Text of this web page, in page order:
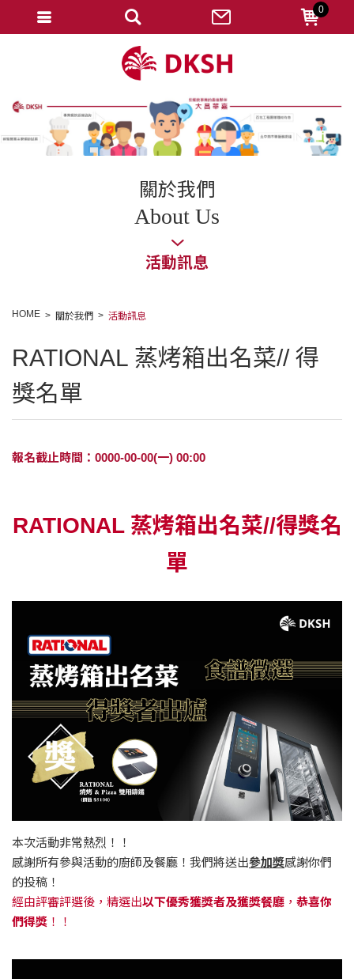
關於我們
About Us
活動訊息
HOME 關於我們 活動訊息
RATIONAL 蒸烤箱出名菜// 得
獎名單
報名截止時間：0000-00-00(一) 00:00
RATIONAL 蒸烤箱出名菜//得獎名
單
本次活動非常熱烈！！
感謝所有參與活動的廚師及餐廳！我們將送出參加獎感謝你們
的投稿！
經由評審評選後，精選出以下優秀獲獎者及獲獎餐廳 ， 恭喜你
們得獎 ！！
0
忘記密碼
變更密碼
我的收藏
匯款通知